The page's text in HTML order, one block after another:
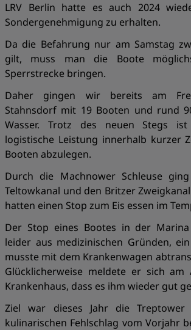
LRV Berlin hatte es auch 2024
Sondergenehmigung zu erhalten.
Da die Befahrung nur am Samstag
gilt, muss man die Boote
Sperrstrecke bringen.
Daher gingen wir bereits am
Stahnsdorf mit 19 Booten und rund
Wasser. Trotz des neuen Stegs
logistische Leistung innerhalb kurzer
Booten abzulegen.
Durch die Machnower Schleuse
Teltowkanal und den Britzer
hatten einen Stop zum Eis essen im
Der Stop eines Bootes in der
leider aus medizinischen Gründen,
musste mit dem Krankenwagen
Glücklicherweise meldete er sich am
Krankenhaus, dass es ihm wieder gut
Ziel war dieses Jahr die Treptower
kulinarischen Fehlschlag vom Vorjahr